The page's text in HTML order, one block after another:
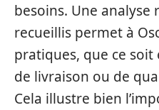
besoins. Une analyse
recueillis permet à
pratiques, que ce
de livraison ou de
Cela illustre bien